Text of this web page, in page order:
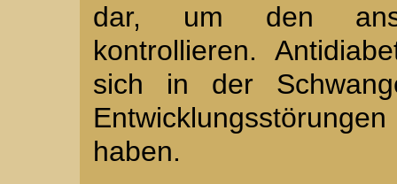
dar, um den
kontrollieren.
sich in der
haben.